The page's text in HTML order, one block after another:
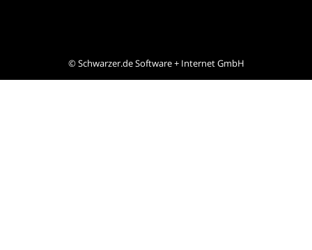
©Schwarzer.de Software + Internet GmbH